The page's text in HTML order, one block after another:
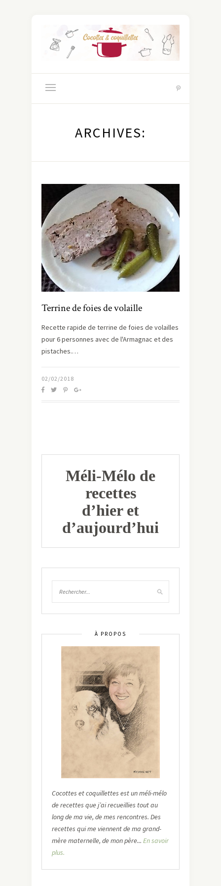
ARCHIVES:
Terrine de foies de volaille
Recette rapide de terrine de foies de volailles
pour 6 personnes avec de l'Armagnac et des
pistaches.…
02/02/2018
Méli-Mélo de
recettes
d’hier et
d’aujourd’hui
À PROPOS
Cocottes et coquillettes est un méli-mélo
de recettes que j’ai recueillies tout au
long de ma vie, de mes rencontres. Des
recettes qui me viennent de ma grand-
mère maternelle, de mon père... En savoir
plus.